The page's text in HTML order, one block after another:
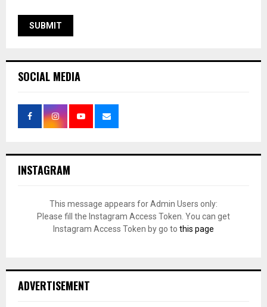
SOCIAL MEDIA
INSTAGRAM
This message appears for Admin Users only:
Please fill the Instagram Access Token. You can get
Instagram Access Token by go to this page
ADVERTISEMENT